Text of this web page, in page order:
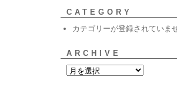
CATEGORY
カテゴリーが登録されていま
ARCHIVE